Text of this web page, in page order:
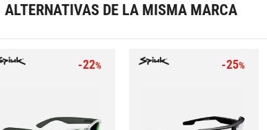
ALTERNATIVAS DE LA MISMA MARCA
-22% -25%